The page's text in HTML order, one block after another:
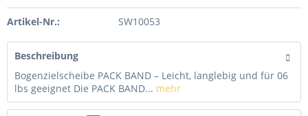
Artikel-Nr.: SW10053
Beschreibung
Bogenzielscheibe PACK BAND – Leicht, langlebig und für 06
lbs geeignet Die PACK BAND... mehr